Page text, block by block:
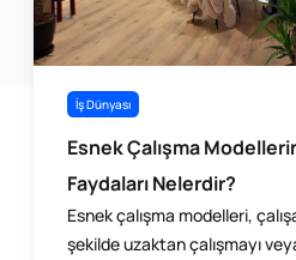
İş Dünyası
Esnek Çalışma
Faydaları Nelerdir?
Esnek çalışma modelleri,
şekilde uzaktan çalışmayı